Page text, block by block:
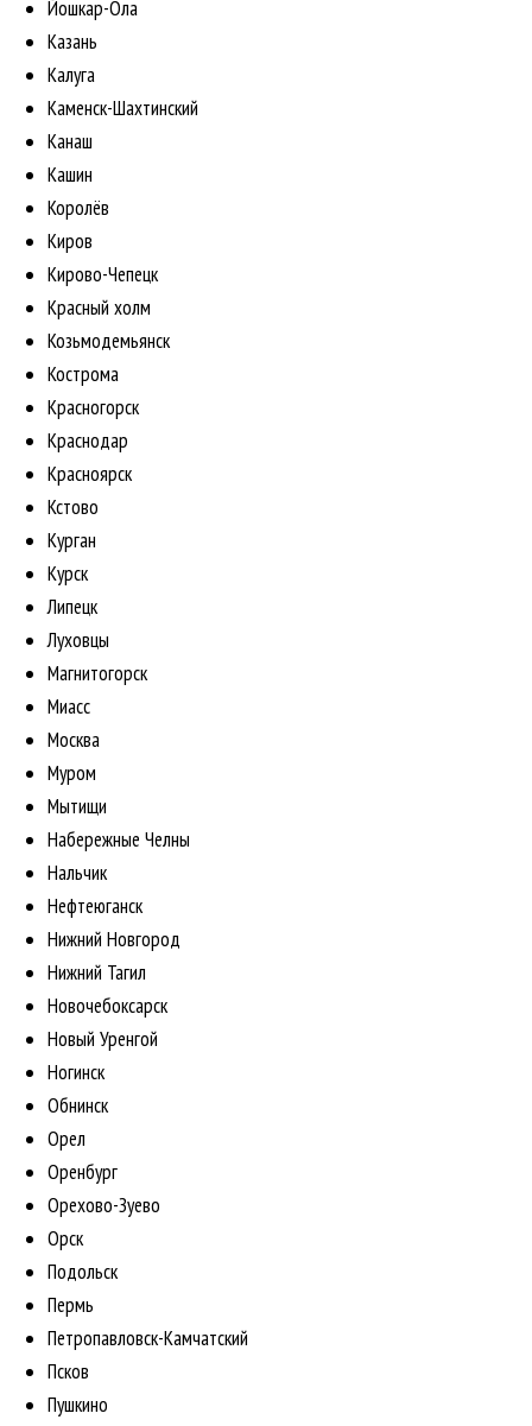
Йошкар-Ола
Казань
Калуга
Каменск-Шахтинский
Канаш
Кашин
Королёв
Киров
Кирово-Чепецк
Красный холм
Козьмодемьянск
Кострома
Красногорск
Краснодар
Красноярск
Кстово
Курган
Курск
Липецк
Луховцы
Магнитогорск
Миасс
Москва
Муром
Мытищи
Набережные Челны
Нальчик
Нефтеюганск
Нижний Новгород
Нижний Тагил
Новочебоксарск
Новый Уренгой
Ногинск
Обнинск
Орел
Оренбург
Орехово-Зуево
Орск
Подольск
Пермь
Петропавловск-Камчатский
Псков
Пушкино